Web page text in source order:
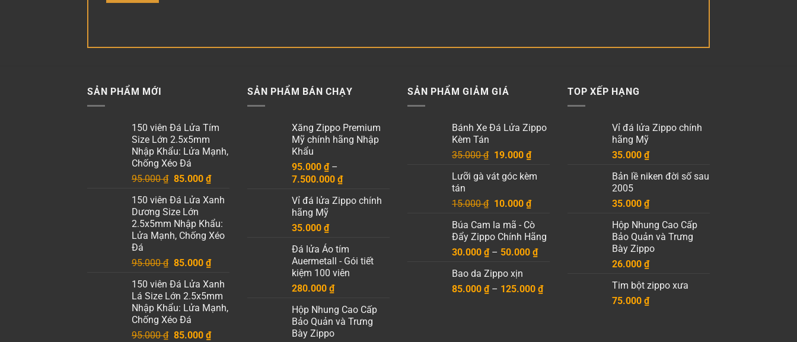
SẢN PHẨM MỚI
150 viên Đá Lửa Tím
Size Lớn 2.5x5mm
Nhập Khẩu: Lửa Mạnh,
Chống Xéo Đá
95.000₫ Giá
là:
95.000 ₫.
85.000 ₫Giá
tại
85.000 ₫.
150 viên Đá Lửa Xanh
Dương Size Lớn
2.5x5mm Nhập Khẩu:
Lửa Mạnh, Chống Xéo
Đá
95.000₫ Giá
là:
95.000 ₫.
85.000 ₫Giá
tại
là:
85.000 ₫.
150 viên Đá Lửa Xanh
Lá Size Lớn 2.5x5mm
Nhập Khẩu: Lửa Mạnh,
Chống Xéo Đá
95.000₫ Giá
85.000 ₫Giá
SẢN PHẨM BÁN CHẠY
Xăng Zippo Premium
Mỹ chính hãng Nhập
Khẩu
95.000 ₫ –
7.500.000 ₫Khoảng
từ
Vỉ đá lửa Zippo chính
hãng Mỹ
35.000 ₫
Đá lửa Áo tím
Auermetall - Gói tiết
kiệm 100 viên
280.000 ₫
Hộp Nhung Cao Cấp
Bảo Quản và Trưng
Bày Zippo
SẢN PHẨM GIẢM GIÁ
Bánh Xe Đá Lửa Zippo
Kèm Tán
35.000₫ Giá
là:
19.000 ₫Giá
tại
19.000 ₫.
Lưỡi gà vát góc kèm
tán
15.000₫ Giá
là:
15.000 ₫.
10.000 ₫Giá
tại
là:
10.000 ₫.
Búa Cam la mã - Cò
Đẩy Zippo Chính Hãng
30.000 ₫ – 50.000 ₫Khoảng
30.000 ₫
Bao da Zippo xịn
85.000 ₫ – 125.000 ₫Khoảng
TOP XẾP HẠNG
Vỉ đá lửa Zippo chính
hãng Mỹ
35.000 ₫
Bản lề niken đời số sau
2005
35.000 ₫
Hộp Nhung Cao Cấp
Bảo Quản và Trưng
Bày Zippo
26.000 ₫
Tim bột zippo xưa
75.000 ₫